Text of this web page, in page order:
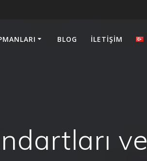
BLOG İLETIŞIM
ve